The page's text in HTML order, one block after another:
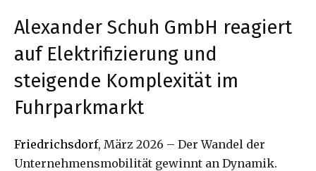
Alexander Schuh GmbH reagiert
auf Elektrifizierung und
steigende Komplexität im
Fuhrparkmarkt
Friedrichsdorf, März 2026 – Der Wandel der
Unternehmensmobilität gewinnt an Dynamik.